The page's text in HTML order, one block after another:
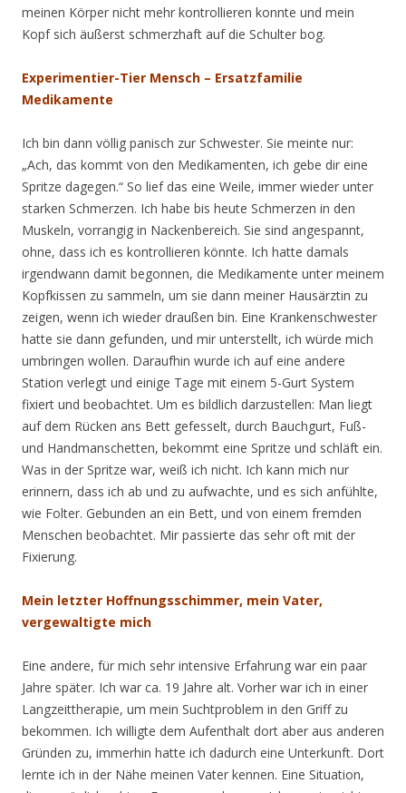
meinen Körper nicht mehr kontrollieren konnte und mein
Kopf sich äußerst schmerzhaft auf die Schulter bog.
Experimentier-Tier Mensch – Ersatzfamilie
Medikamente
Ich bin dann völlig panisch zur Schwester. Sie meinte nur:
„Ach, das kommt von den Medikamenten, ich gebe dir eine
Spritze dagegen.“ So lief das eine Weile, immer wieder unter
starken Schmerzen. Ich habe bis heute Schmerzen in den
Muskeln, vorrangig in Nackenbereich. Sie sind angespannt,
ohne, dass ich es kontrollieren könnte. Ich hatte damals
irgendwann damit begonnen, die Medikamente unter meinem
Kopfkissen zu sammeln, um sie dann meiner Hausärztin zu
zeigen, wenn ich wieder draußen bin. Eine Krankenschwester
hatte sie dann gefunden, und mir unterstellt, ich würde mich
umbringen wollen. Daraufhin wurde ich auf eine andere
Station verlegt und einige Tage mit einem 5-Gurt System
fixiert und beobachtet. Um es bildlich darzustellen: Man liegt
auf dem Rücken ans Bett gefesselt, durch Bauchgurt, Fuß-
und Handmanschetten, bekommt eine Spritze und schläft ein.
Was in der Spritze war, weiß ich nicht. Ich kann mich nur
erinnern, dass ich ab und zu aufwachte, und es sich anfühlte,
wie Folter. Gebunden an ein Bett, und von einem fremden
Menschen beobachtet. Mir passierte das sehr oft mit der
Fixierung.
Mein letzter Hoffnungsschimmer, mein Vater,
vergewaltigte mich
Eine andere, für mich sehr intensive Erfahrung war ein paar
Jahre später. Ich war ca. 19 Jahre alt. Vorher war ich in einer
Langzeittherapie, um mein Suchtproblem in den Griff zu
bekommen. Ich willigte dem Aufenthalt dort aber aus anderen
Gründen zu, immerhin hatte ich dadurch eine Unterkunft. Dort
lernte ich in der Nähe meinen Vater kennen. Eine Situation,